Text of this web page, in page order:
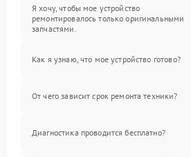
Я хочу, чтобы мое устройство
ремонтировалось только оригинальными
запчастями.
Как я узнаю, что мое устройство готово?
От чего зависит срок ремонта техники?
Диагностика проводится бесплатно?